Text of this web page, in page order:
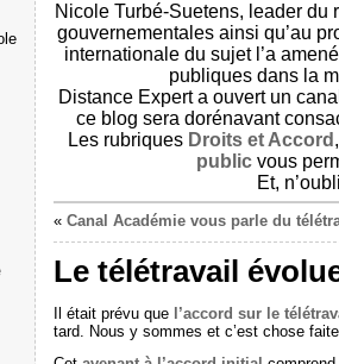
Nicole Turbé-Suetens, leader du
gouvernementales ainsi qu’au
internationale du sujet l’a
publiques dans la
Distance Expert a ouvert un
ce blog sera dorénavant
Les rubriques Droits et Accord ,
public vous
Et,
« Canal Académie vous parle du
Le télétravail
Il était prévu que l’accord sur le
tard. Nous y sommes et c’est chose